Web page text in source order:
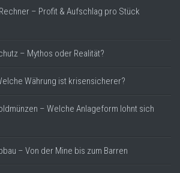
– Profit & Aufschlag pro Stück
– Mythos oder Realität?
Währung ist krisensicherer?
– Welche Anlageform lohnt sich
– Von der Mine bis zum Barren